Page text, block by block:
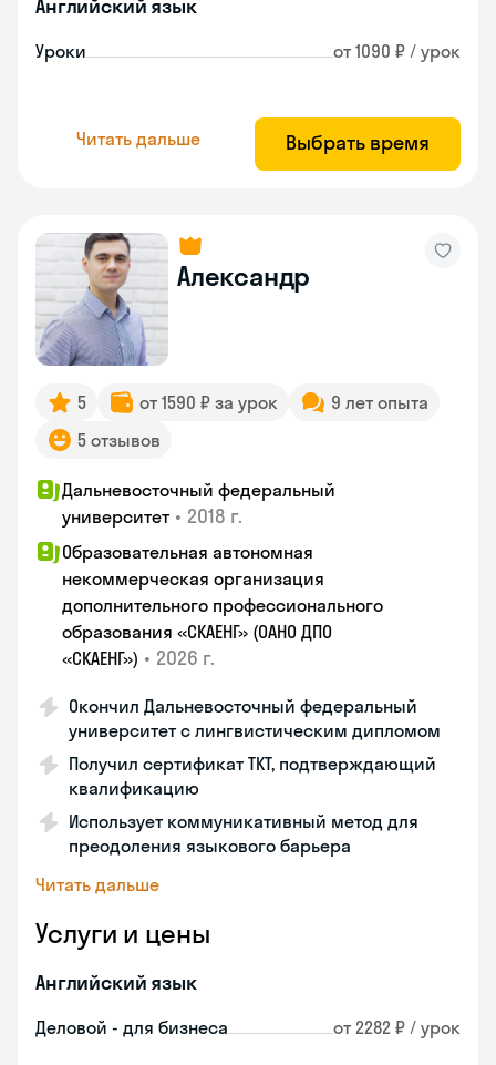
Английский язык
Уроки от 1090 ₽ / урок
Читать дальше Выбрать время
Александр
5 от 1590 ₽ за урок
9 лет опыта
5 отзывов
Дальневосточный федеральный
университет • 2018 г.
Образовательная автономная
некоммерческая организация
дополнительного профессионального
образования «СКАЕНГ» (ОАНО ДПО
«СКАЕНГ») • 2026 г.
Окончил Дальневосточный федеральный
университет с лингвистическим дипломом
Получил сертификат TKT, подтверждающий
квалификацию
Использует коммуникативный метод для
преодоления языкового барьера
Читать дальше
Услуги и цены
Английский язык
Деловой - для бизнеса от 2282 ₽ / урок